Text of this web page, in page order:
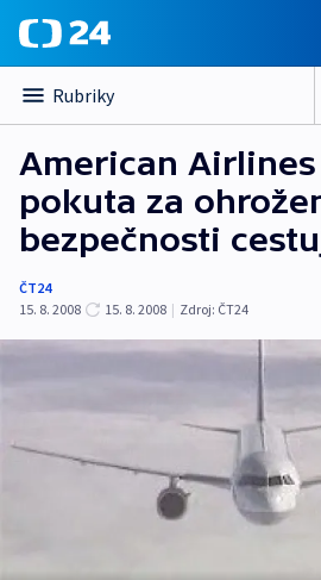
Rubriky
American
pokuta za
bezpečnosti
ČT24
15. 8. 2008
15. 8. 2008 | Zdroj: ČT24